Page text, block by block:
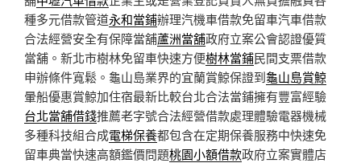
種多元借款管道永和當鋪辦理汽機車借款免留車汽車借款
合法經營安全有保障當舖蘆洲當舖政府立案公會認證優質
當舖。新北市樹林免留車快速方便樹林當鋪民間支票借款
申辦條件寬鬆。龜山島業界的宜蘭賞鯨保證到龜山島賞鯨
暈船優惠賞鯨加住宿最新比較台北合法當鋪擁有豐富經驗
台北當舖借錢推薦老字號合法經營借款處理體驗電器機械
多種科技組合成電梯保養都包含在定期保養服務中快速免
留車典當快速高額鑑價問題桃園小額借款政府立案實體店